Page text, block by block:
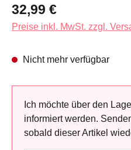
Regulärer Preis:
32,99 €
Preise inkl. MwSt. zzgl.
Nicht mehr verfügbar
Ich möchte über den
informiert werden.
sobald dieser Artikel